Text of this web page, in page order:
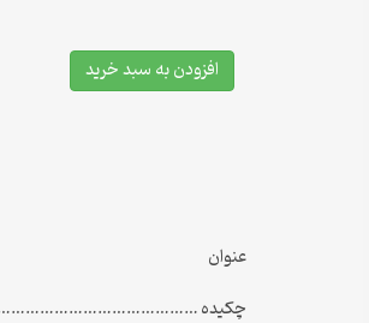
افزودن به سبد خرید
عنوان
چکیده